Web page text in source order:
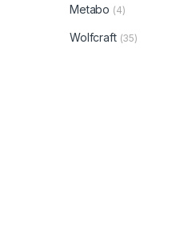
Metabo (4)
Wolfcraft (35)